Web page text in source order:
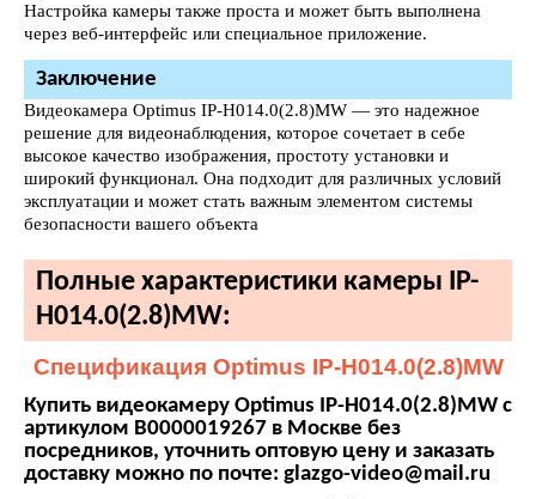
Настройка камеры также проста и может быть выполнена
через веб-интерфейс или специальное приложение.
Заключение
Видеокамера Optimus IP-H014.0(2.8)MW — это надежное
решение для видеонаблюдения, которое сочетает в себе
высокое качество изображения, простоту установки и
широкий функционал. Она подходит для различных условий
эксплуатации и может стать важным элементом системы
безопасности вашего объекта
Полные характеристики камеры IP-
H014.0(2.8)MW:
Спецификация Optimus IP-H014.0(2.8)MW
Купить видеокамеру Optimus IP-H014.0(2.8)MW с
артикулом В0000019267 в Москве без
посредников, уточнить оптовую цену и заказать
доставку можно по почте: glazgo-video@mail.ru